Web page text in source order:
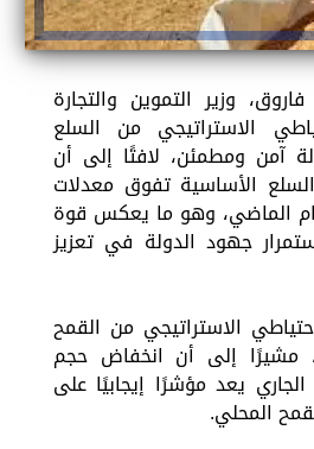
وزير التموين والتجارة
الاستراتيجي من السلع
آمن ومطمئن، لافتًا إلى أن
الأساسية تفوق معدلات
الماضي، وهو ما يعكس قوة
جهود الدولة في تعزيز
الاستراتيجي من القمح
مشيرًا إلى أن انخفاض حجم
الجاري يعد مؤشرًا إيجابيًا على
المحلي.